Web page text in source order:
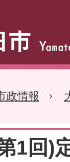
政情報
1回)